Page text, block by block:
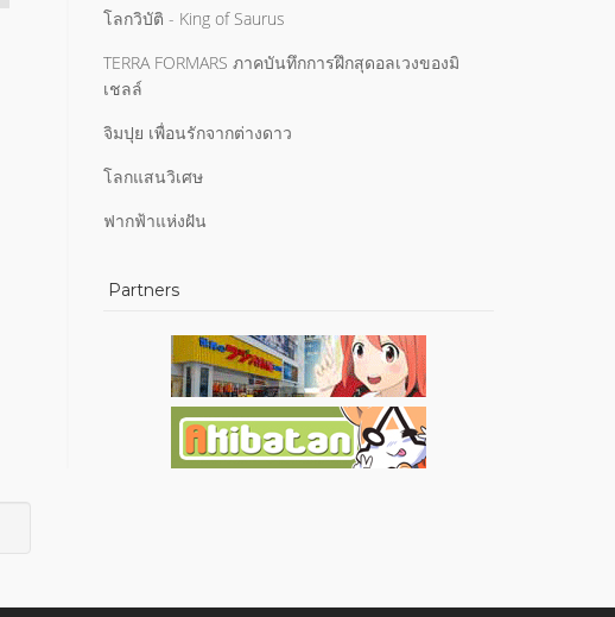
โลกวิบัติ - King of Saurus
TERRA FORMARS ภาคบันทึกการฝึกสุดอลเวงของมิ
เชลล์
จิมปุย เพื่อนรักจากต่างดาว
โลกแสนวิเศษ
ฟากฟ้าแห่งฝัน
Partners